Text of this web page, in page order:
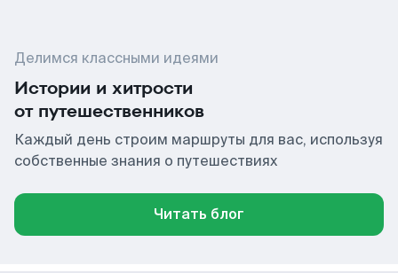
Делимся классными идеями
Истории и хитрости
от путешественников
Каждый день строим маршруты для вас, используя
собственные знания о путешествиях
Читать блог